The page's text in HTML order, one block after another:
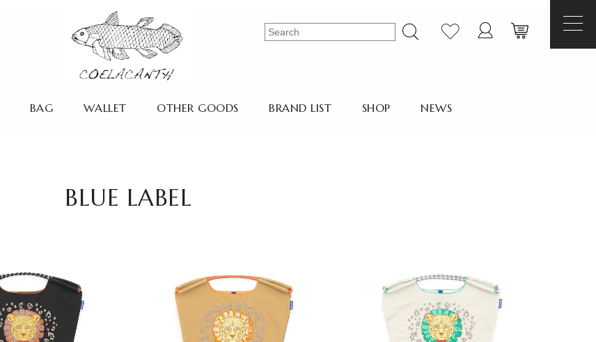
BAG WALLET OTHER GOODS BRAND LIST SHOP NEWS
BLUE LABEL